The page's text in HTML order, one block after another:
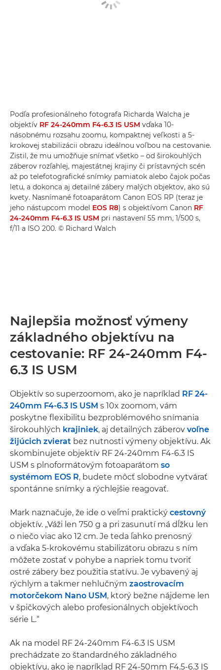
Podľa profesionálneho fotografa Richarda Walcha je
objektív RF 24-240mm F4-6.3 IS USM vďaka 10-
násobnému rozsahu zoomu, kompaktnej veľkosti a 5-
krokovej stabilizácii obrazu ideálnou voľbou na cestovanie.
Zistil, že mu umožňuje snímať všetko – od širokouhlých
záberov rozľahlej, majestátnej krajiny či prístavných scén
až po telefotografické snímky pamiatok alebo čajok počas
letu, a dokonca aj detailné zábery malých objektov, ako sú
kvety. Nasnímané fotoaparátom Canon EOS RP (teraz je
jeho nástupcom model EOS R8) s objektívom Canon RF
24-240mm F4-6.3 IS USM pri nastavení 55 mm, 1/500 s,
f/11 a ISO 200. © Richard Walch
Najlepšia možnosť výmeny
základného objektívu na
cestovanie: RF 24-240mm F4-
6.3 IS USM
Objektív so superzoomom, ako je napríklad RF 24-
240mm F4-6.3 IS USM s 10x zoomom, vám
poskytne flexibilitu bezproblémového snímania
širokouhlých krajiniek, aj detailných záberov voľne
žijúcich zvierat bez nutnosti výmeny objektívu. Ak
skombinujete objektív RF 24-240mm F4-6.3 IS
USM s plnoformátovým fotoaparátom so
systémom EOS R, budete môcť slobodne vytvárať
spontánne snímky a rýchlejšie reagovať.
Mark naznačuje, že ide o veľmi praktický cestovný
objektív. „Váži len 750 g a pri zasunutí má dĺžku len
o niečo viac ako 12 cm. Je teda ľahko prenosný
a vďaka 5-krokovému stabilizátoru obrazu s ním
môžete zostať v pohybe a napriek tomu tvoriť
ostré zábery bez použitia statívu. Je vybavený aj
rýchlym a takmer nehlučným zaostrovacím
motorčekom Nano USM, ktorý bežne nájdeme len
v špičkových alebo profesionálnych objektívoch
série L.“
Ak na model RF 24-240mm F4-6.3 IS USM
prechádzate zo štandardného základného
objektívu, ako je napríklad RF 24-50mm F4.5-6.3 IS